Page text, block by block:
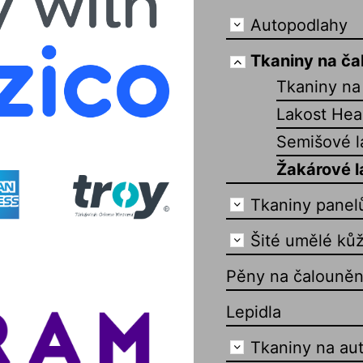
Autopodlahy
Tkaniny na
Tkaniny
Lakost
Semišové
Žakárové
Tkaniny
Šité umělé
Pěny na
Lepidla
Tkaniny na